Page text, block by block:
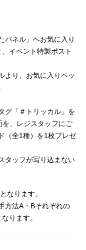
パネル」へお気に入り
イベント特製ポスト
より、お気に入りペッ
グ「＃トリッカル」を
、レジスタッフにご
（全1種）を1枚プレゼ
タッフが写り込まない
なります。
方法A・Bそれぞれの
ります。